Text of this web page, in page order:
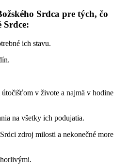
Srdca pre tých, čo
Srdce:
ich stavu.
útočišťom v živote a najmä v hodine
na všetky ich podujatia.
zdroj milosti a nekonečné more
horlivými.